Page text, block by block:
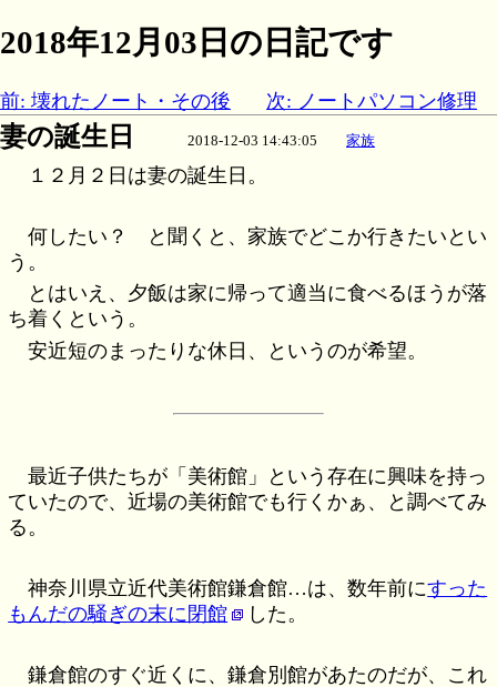
2018年12月03日の日記です
前: 壊れたノート・その後 次: ノートパソコン修理
妻の誕生日 2018-12-03 14:43:05 家族
１２月２日は妻の誕生日。
何したい？ と聞くと、家族でどこか行きたいとい
う。
とはいえ、夕飯は家に帰って適当に食べるほうが落
ち着くという。
安近短のまったりな休日、というのが希望。
最近子供たちが「美術館」という存在に興味を持っ
ていたので、近場の美術館でも行くかぁ、と調べてみ
る。
神奈川県立近代美術館鎌倉館…は、数年前にすった
もんだの騒ぎの末に閉館
した。
鎌倉館のすぐ近くに、鎌倉別館があたのだが、これ